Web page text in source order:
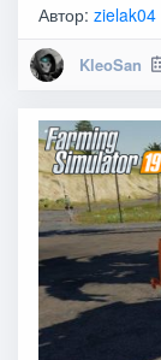
Автор:zielak04
KleoSan